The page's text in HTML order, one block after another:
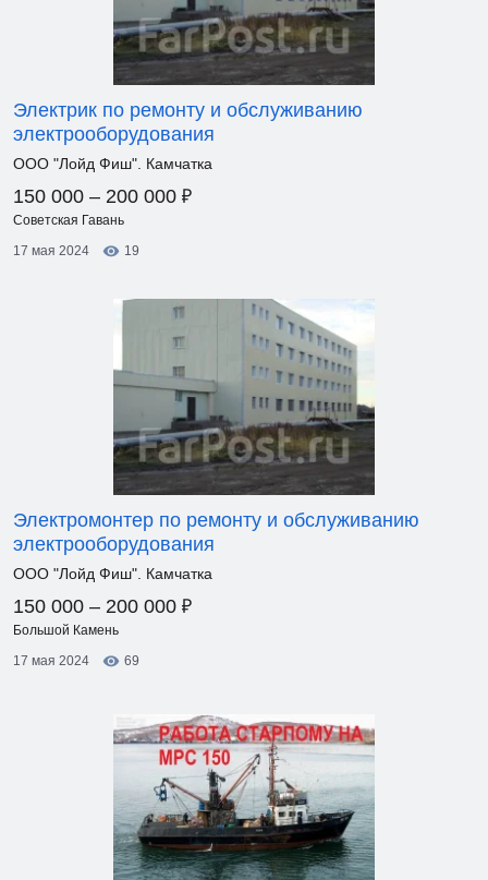
Электрик по ремонту и обслуживанию
электрооборудования
ООО "Лойд Фиш". Камчатка
150 000 – 200 000 ₽
Советская Гавань
17 мая 2024
19
Электромонтер по ремонту и обслуживанию
электрооборудования
ООО "Лойд Фиш". Камчатка
150 000 – 200 000 ₽
Большой Камень
17 мая 2024
69